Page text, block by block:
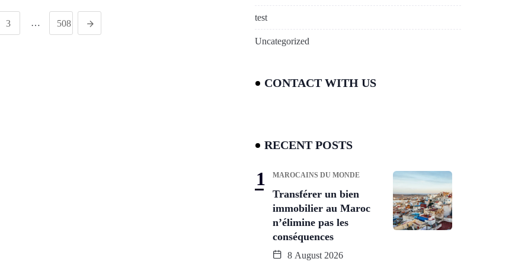
3 … 508
test
Uncategorized
CONTACT WITH US
RECENT POSTS
MAROCAINS DU MONDE
Transférer un bien
immobilier au Maroc
n’élimine pas les
conséquences
8 August 2026